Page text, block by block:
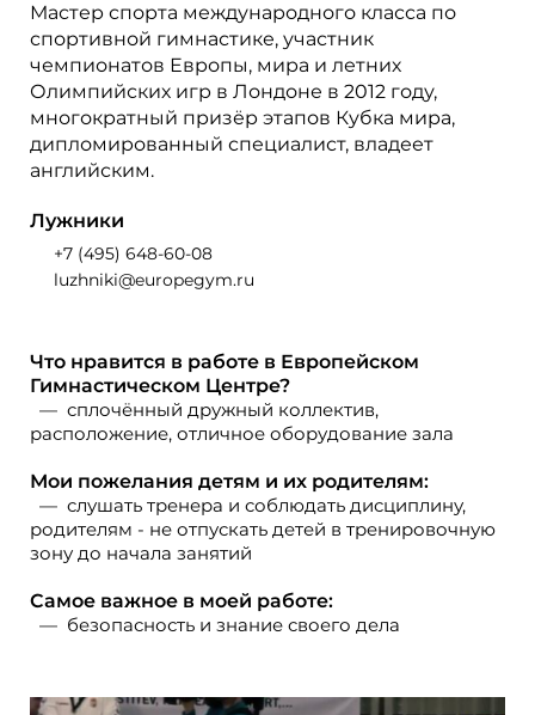
Мастер спорта международного класса по
спортивной гимнастике, участник
чемпионатов Европы, мира и летних
Олимпийских игр в Лондоне в 2012 году,
многократный призёр этапов Кубка мира,
дипломированный специалист, владеет
английским.
Лужники
+7 (495) 648-60-08
luzhniki@europegym.ru
Что нравится в работе в Европейском
Гимнастическом Центре?
сплочённый дружный коллектив,
расположение, отличное оборудование зала
Мои пожелания детям и их родителям:
слушать тренера и соблюдать дисциплину,
родителям - не отпускать детей в тренировочную
зону до начала занятий
Самое важное в моей работе:
безопасность и знание своего дела